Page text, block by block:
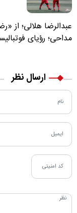
عبدالرضا هلالی؛ از
مداحی؛ رؤیای
ارسال نظر